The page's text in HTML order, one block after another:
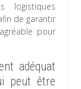
logistiques
de garantir
pour
adéquat
peut être